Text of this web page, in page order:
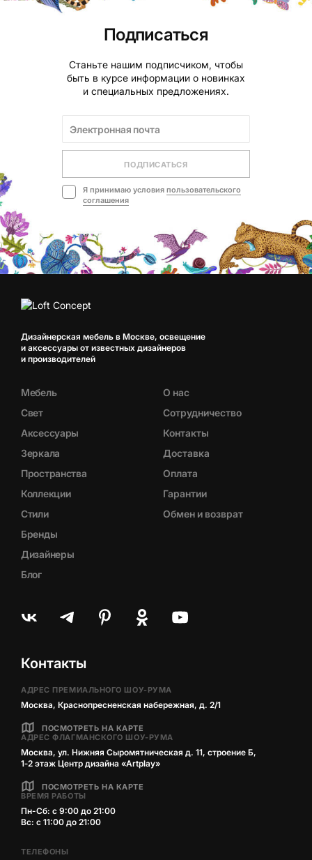
Подписаться
Станьте нашим подписчиком, чтобы
быть в курсе информации о новинках
и специальных предложениях.
ПОДПИСАТЬСЯ
Я принимаю условия пользовательского
соглашения
Дизайнерская мебель в Москве, освещение
и аксессуары от известных дизайнеров
и производителей
Мебель
Свет
Аксессуары
Зеркала
Пространства
Коллекции
Стили
Бренды
Дизайнеры
Блог
О нас
Сотрудничество
Контакты
Доставка
Оплата
Гарантии
Обмен и возврат
Контакты
АДРЕС ПРЕМИАЛЬНОГО ШОУ-РУМА
Москва, Краснопресненская набережная, д. 2/1
ПОСМОТРЕТЬ НА КАРТЕ
АДРЕС ФЛАГМАНСКОГО ШОУ-РУМА
Москва, ул. Нижняя Сыромятническая д. 11, строение Б,
1‑2 этаж Центр дизайна «Artplay»
ПОСМОТРЕТЬ НА КАРТЕ
ВРЕМЯ РАБОТЫ
Пн-Сб: с 9:00 до 21:00
Вс: с 11:00 до 21:00
ТЕЛЕФОНЫ